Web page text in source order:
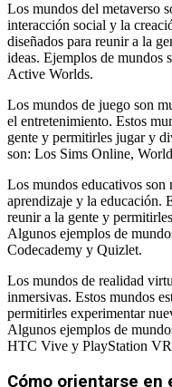
Los mundos del metaverso
interacción social y la
diseñados para reunir a la
ideas. Ejemplos de mundos
Active Worlds.
Los mundos de juego son
el entretenimiento. Estos
gente y permitirles jugar y
son: Los Sims Online,
Los mundos educativos son
aprendizaje y la educación.
reunir a la gente y
Algunos ejemplos de
Codecademy y Quizlet.
Los mundos de realidad
inmersivas. Estos mundos
permitirles experimentar
Algunos ejemplos de
HTC Vive y PlayStation
Cómo orientarse en